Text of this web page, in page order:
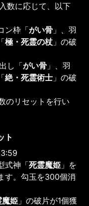
数に応じて、以下
ン枠「がい骨 」、羽
極・死霊の杖 」の破
し「がい骨 」、羽
絶・死霊術士 」の破
のリセットを行い
ト
式神「死霊魔姫 」を
す。勾玉を300個消
魔姫 」の破片が1個獲